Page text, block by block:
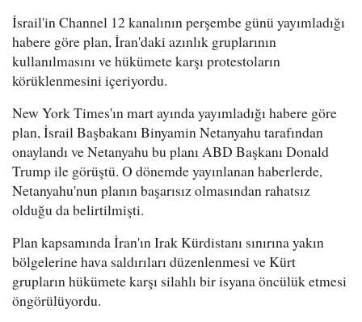
İsrail'in Channel 12 kanalının perşembe günü yayımladığı
habere göre plan, İran'daki azınlık gruplarının
kullanılmasını ve hükümete karşı protestoların
körüklenmesini içeriyordu.
New York Times'ın mart ayında yayımladığı habere göre
plan, İsrail Başbakanı Binyamin Netanyahu tarafından
onaylandı ve Netanyahu bu planı ABD Başkanı Donald
Trump ile görüştü. O dönemde yayınlanan haberlerde,
Netanyahu'nun planın başarısız olmasından rahatsız
olduğu da belirtilmişti.
Plan kapsamında İran'ın Irak Kürdistanı sınırına yakın
bölgelerine hava saldırıları düzenlenmesi ve Kürt
grupların hükümete karşı silahlı bir isyana öncülük etmesi
öngörülüyordu.